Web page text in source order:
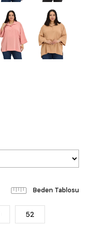
Beden Tablosu
52